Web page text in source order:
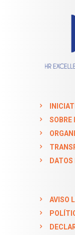
SOBRE
DATOS
AVISO